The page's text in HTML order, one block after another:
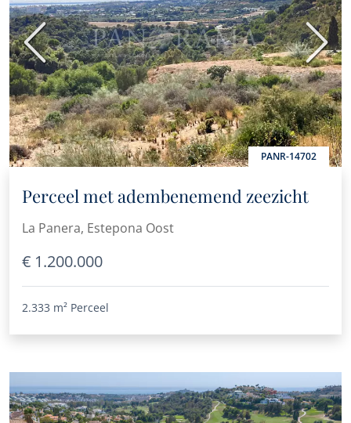
PANR-14702
Vorige
Perceel met adembenemend zeezicht
La Panera, Estepona Oost
€ 1.200.000
2.333 m² Perceel